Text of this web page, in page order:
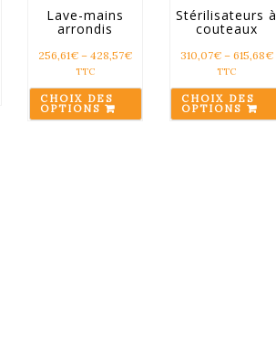
Lave-mains
arrondis
256,61€ –428,57€
TTC
CHOIX DES
OPTIONS
Stérilisateurs à
couteaux
310,07€– 615,68€
TTC
CHOIX DES
OPTIONS